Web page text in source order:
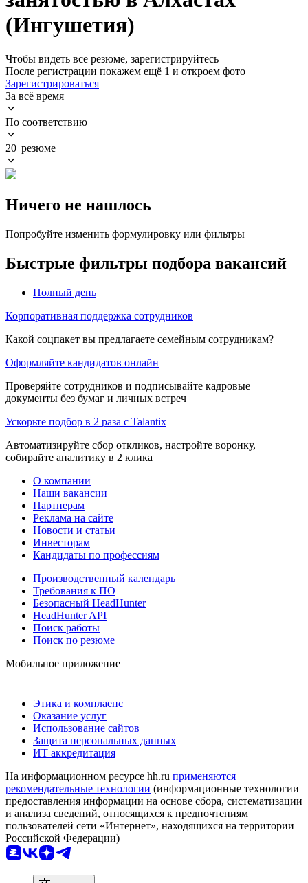
(Ингушетия)
Чтобы видеть все резюме, зарегистрируйтесь
После регистрации покажем ещё 1 и откроем фото
Зарегистрироваться
За всё время
По соответствию
20 резюме
Ничего не нашлось
Попробуйте изменить формулировку или фильтры
Быстрые фильтры подбора вакансий
Полный день
Корпоративная поддержка сотрудников
Какой соцпакет вы предлагаете семейным сотрудникам?
Оформляйте кандидатов онлайн
Проверяйте сотрудников и подписывайте кадровые
документы без бумаг и личных встреч
Ускорьте подбор в 2 раза с Talantix
Автоматизируйте сбор откликов, настройте воронку,
собирайте аналитику в 2 клика
О компании
Наши вакансии
Партнерам
Реклама на сайте
Новости и статьи
Инвесторам
Кандидаты по профессиям
Производственный календарь
Требования к ПО
Безопасный HeadHunter
HeadHunter API
Поиск работы
Поиск по резюме
Мобильное приложение
Этика и комплаенс
Оказание услуг
Использование сайтов
Защита персональных данных
ИТ аккредитация
На информационном ресурсе hh.ru применяются
рекомендательные технологии (информационные технологии
предоставления информации на основе сбора, систематизации
и анализа сведений, относящихся к предпочтениям
пользователей сети «Интернет», находящихся на территории
Российской Федерации)